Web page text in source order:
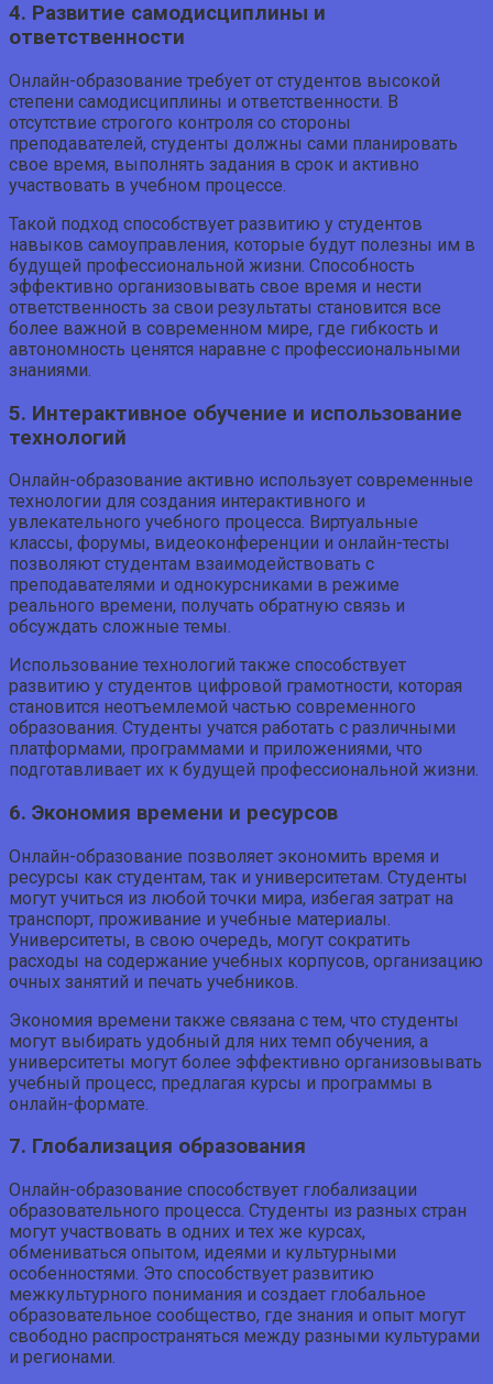
4. Развитие самодисциплины и
ответственности
Онлайн-образование требует от студентов высокой
степени самодисциплины и ответственности. В
отсутствие строгого контроля со стороны
преподавателей, студенты должны сами планировать
свое время, выполнять задания в срок и активно
участвовать в учебном процессе.
Такой подход способствует развитию у студентов
навыков самоуправления, которые будут полезны им в
будущей профессиональной жизни. Способность
эффективно организовывать свое время и нести
ответственность за свои результаты становится все
более важной в современном мире, где гибкость и
автономность ценятся наравне с профессиональными
знаниями.
5. Интерактивное обучение и использование
технологий
Онлайн-образование активно использует современные
технологии для создания интерактивного и
увлекательного учебного процесса. Виртуальные
классы, форумы, видеоконференции и онлайн-тесты
позволяют студентам взаимодействовать с
преподавателями и однокурсниками в режиме
реального времени, получать обратную связь и
обсуждать сложные темы.
Использование технологий также способствует
развитию у студентов цифровой грамотности, которая
становится неотъемлемой частью современного
образования. Студенты учатся работать с различными
платформами, программами и приложениями, что
подготавливает их к будущей профессиональной жизни.
6. Экономия времени и ресурсов
Онлайн-образование позволяет экономить время и
ресурсы как студентам, так и университетам. Студенты
могут учиться из любой точки мира, избегая затрат на
транспорт, проживание и учебные материалы.
Университеты, в свою очередь, могут сократить
расходы на содержание учебных корпусов, организацию
очных занятий и печать учебников.
Экономия времени также связана с тем, что студенты
могут выбирать удобный для них темп обучения, а
университеты могут более эффективно организовывать
учебный процесс, предлагая курсы и программы в
онлайн-формате.
7. Глобализация образования
Онлайн-образование способствует глобализации
образовательного процесса. Студенты из разных стран
могут участвовать в одних и тех же курсах,
обмениваться опытом, идеями и культурными
особенностями. Это способствует развитию
межкультурного понимания и создает глобальное
образовательное сообщество, где знания и опыт могут
свободно распространяться между разными культурами
и регионами.